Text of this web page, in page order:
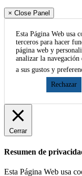
× Close Panel
Esta Página Web usa
terceros para hacer
página web y
analizar la
a sus gustos y
Rechazar
Cerrar
Resumen de
Esta Página Web usa